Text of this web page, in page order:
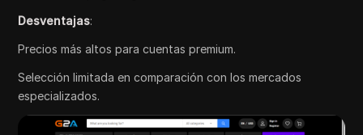
Desventajas:
Precios más altos para cuentas premium.
Selección limitada en comparación con los mercados
especializados.